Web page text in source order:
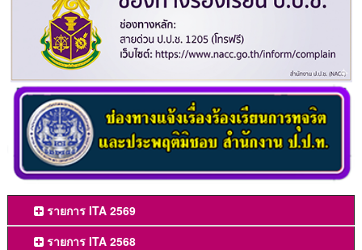
รายการ ITA 2569
รายการ ITA 2568